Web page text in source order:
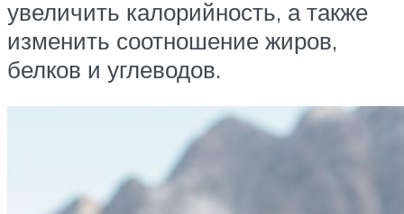
увеличить калорийность, а также
изменить соотношение жиров,
белков и углеводов.